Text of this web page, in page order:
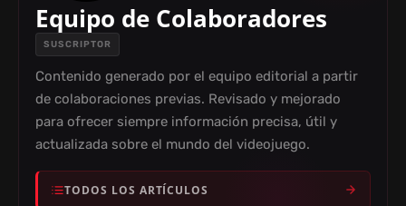
Equipo de Colaboradores
SUSCRIPTOR
Contenido generado por el equipo editorial a partir
de colaboraciones previas. Revisado y mejorado
para ofrecer siempre información precisa, útil y
actualizada sobre el mundo del videojuego.
TODOS LOS ARTÍCULOS